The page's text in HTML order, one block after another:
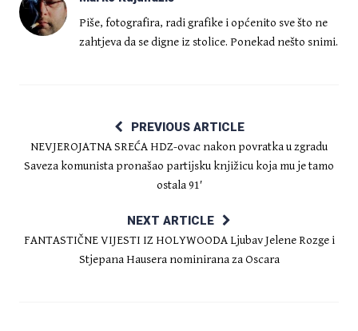
Piše, fotografira, radi grafike i općenito sve što ne
zahtjeva da se digne iz stolice. Ponekad nešto snimi.
PREVIOUS ARTICLE
NEVJEROJATNA SREĆA HDZ-ovac nakon povratka u zgradu
Saveza komunista pronašao partijsku knjižicu koja mu je tamo
ostala 91′
NEXT ARTICLE
FANTASTIČNE VIJESTI IZ HOLYWOODA Ljubav Jelene Rozge i
Stjepana Hausera nominirana za Oscara